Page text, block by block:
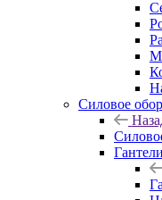
Силовое
Гантели